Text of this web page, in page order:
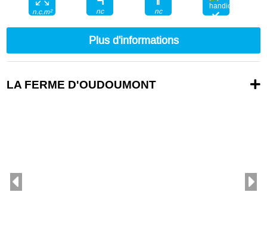
n.c.m² nc nc
Plus d'informations
LA FERME D'OUDOUMONT